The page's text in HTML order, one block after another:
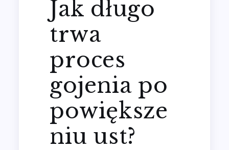
Jak długo
trwa
proces
gojenia po
powiększe
niu ust?